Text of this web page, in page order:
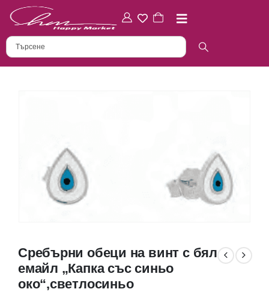
Сребърни обеци на винт с бял
емайл „Капка със синьо
око“,светлосиньо